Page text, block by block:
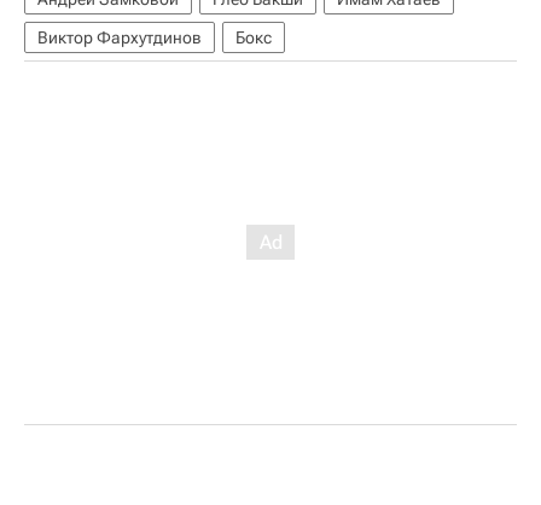
Виктор Фархутдинов
Бокс